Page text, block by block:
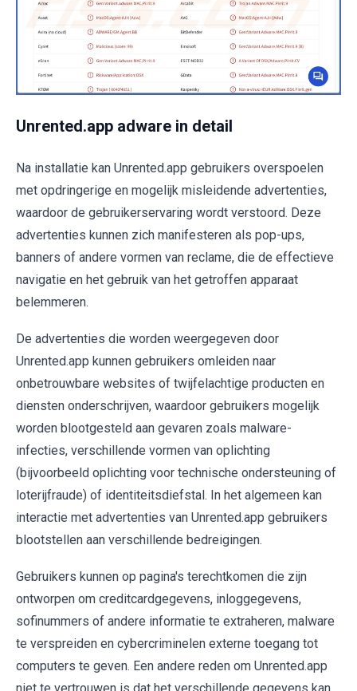
Unrented.app adware in detail
Na installatie kan Unrented.app gebruikers overspoelen
met opdringerige en mogelijk misleidende advertenties,
waardoor de gebruikerservaring wordt verstoord. Deze
advertenties kunnen zich manifesteren als pop-ups,
banners of andere vormen van reclame, die de effectieve
navigatie en het gebruik van het getroffen apparaat
belemmeren.
De advertenties die worden weergegeven door
Unrented.app kunnen gebruikers omleiden naar
onbetrouwbare websites of twijfelachtige producten en
diensten onderschrijven, waardoor gebruikers mogelijk
worden blootgesteld aan gevaren zoals malware-
infecties, verschillende vormen van oplichting
(bijvoorbeeld oplichting voor technische ondersteuning of
loterijfraude) of identiteitsdiefstal. In het algemeen kan
interactie met advertenties van Unrented.app gebruikers
blootstellen aan verschillende bedreigingen.
Gebruikers kunnen op pagina's terechtkomen die zijn
ontworpen om creditcardgegevens, inloggegevens,
sofinummers of andere informatie te extraheren, malware
te verspreiden en cybercriminelen externe toegang tot
computers te geven. Een andere reden om Unrented.app